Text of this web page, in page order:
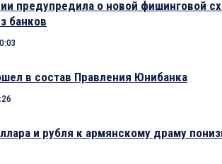
предупредила о новой фишинговой
банков
в состав Правления Юнибанка
и рубля к армянскому драму